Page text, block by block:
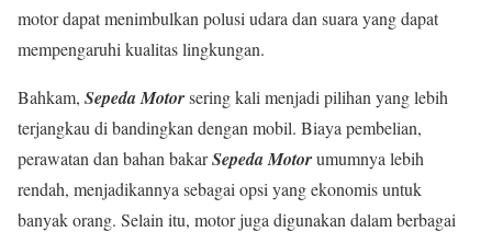
motor dapat menimbulkan polusi udara dan suara yang dapat
mempengaruhi kualitas lingkungan.
Bahkam, Sepeda Motorsering kali menjadi pilihan yang lebih
terjangkau di bandingkan dengan mobil. Biaya pembelian,
perawatan dan bahan bakarSepeda Motorumumnya lebih
rendah, menjadikannya sebagai opsi yang ekonomis untuk
banyak orang. Selain itu, motor juga digunakan dalam berbagai